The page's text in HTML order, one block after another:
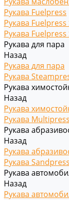
Рукава Fuelpress
Рукава Fuelpress
Рукава Fuelpress
Рукава для пара
Назад
Рукава для пара
Рукава
Рукава
Назад
Рукава
Рукава Multipress
Рукава
Назад
Рукава
Рукава Sandpress
Рукава
Назад
Рукава